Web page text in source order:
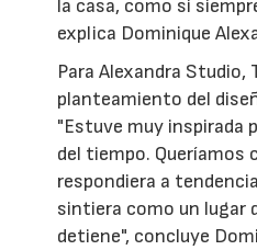
la casa, como si
explica Dominique
Para Alexandra Studio,
planteamiento del
"Estuve muy inspirada
del tiempo. Queríamos
respondiera a
sintiera como un lugar
detiene", concluye